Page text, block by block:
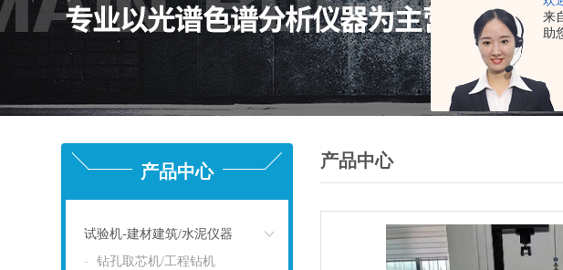
来
助
产品中心
试验机-建材建筑/水泥仪器
钻孔取芯机/工程钻机
产品中心